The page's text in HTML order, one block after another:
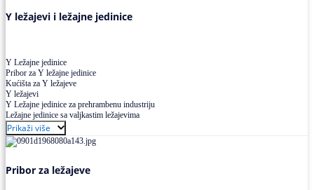
Y ležajevi i ležajne jedinice
Y Ležajne jedinice
Pribor za Y ležajne jedinice
Kućišta za Y ležajeve
Y ležajevi
Y Ležajne jedinice za prehrambenu industriju
Ležajne jedinice sa valjkastim ležajevima
Prikaži više
Pribor za ležajeve